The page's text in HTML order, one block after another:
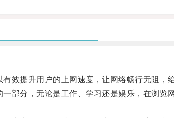
提升用户的上网速度，让网络畅行无阻，
分，无论是工作、学习还是娱乐，在浏览